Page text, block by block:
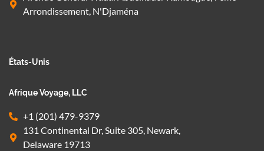
Arrondissement, N'Djaména
États-Unis
Afrique Voyage, LLC
+1 (201) 479-9379
131 Continental Dr, Suite 305, Newark,
Delaware 19713